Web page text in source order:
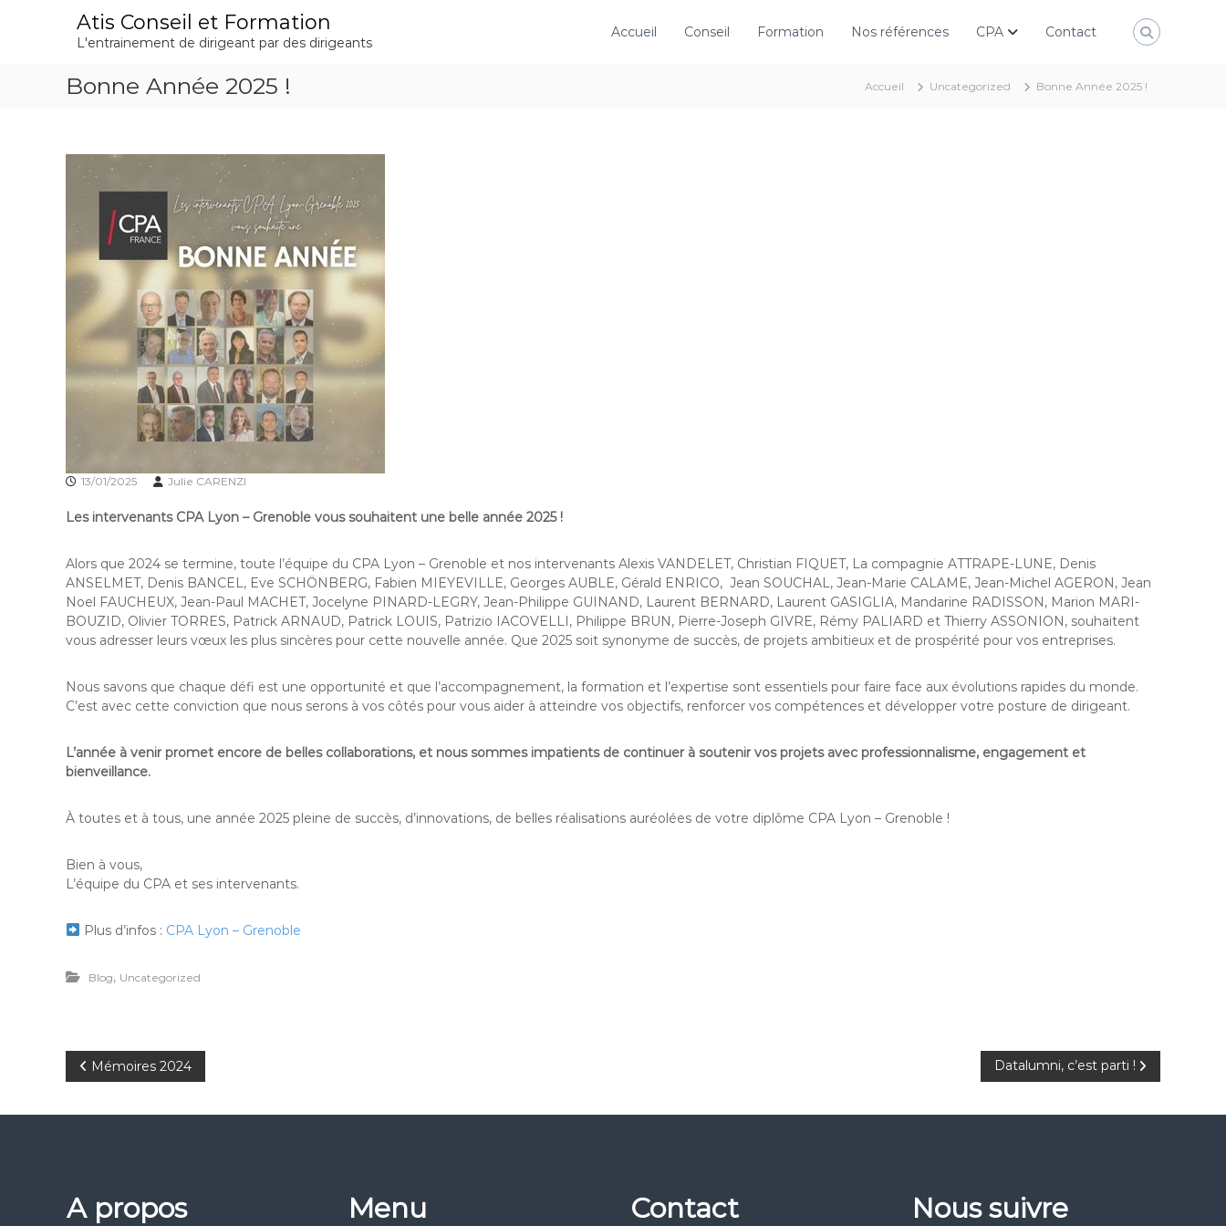
Atis Conseil et Formation
L'entrainement de dirigeant par des dirigeants
Accueil Conseil Formation Nos références CPA Contact
Bonne Année 2025 ! Accueil Uncategorized Bonne Année 2025 !
13/01/2025 Julie CARENZI
Les intervenants CPA Lyon – Grenoble vous souhaitent une belle année 2025 !
Alors que 2024 se termine, toute l’équipe du CPA Lyon – Grenoble et nos intervenants Alexis VANDELET, Christian FIQUET, La compagnie ATTRAPE-LUNE, Denis
ANSELMET, Denis BANCEL, Eve SCHÖNBERG, Fabien MIEYEVILLE, Georges AUBLE, Gérald ENRICO, Jean SOUCHAL, Jean-Marie CALAME, Jean-Michel AGERON, Jean
Noel FAUCHEUX, Jean-Paul MACHET, Jocelyne PINARD-LEGRY, Jean-Philippe GUINAND, Laurent BERNARD, Laurent GASIGLIA, Mandarine RADISSON, Marion MARI-
BOUZID, Olivier TORRES, Patrick ARNAUD, Patrick LOUIS, Patrizio IACOVELLI, Philippe BRUN, Pierre-Joseph GIVRE, Rémy PALIARD et Thierry ASSONION, souhaitent
vous adresser leurs vœux les plus sincères pour cette nouvelle année. Que 2025 soit synonyme de succès, de projets ambitieux et de prospérité pour vos entreprises.
Nous savons que chaque défi est une opportunité et que l’accompagnement, la formation et l’expertise sont essentiels pour faire face aux évolutions rapides du monde.
C’est avec cette conviction que nous serons à vos côtés pour vous aider à atteindre vos objectifs, renforcer vos compétences et développer votre posture de dirigeant.
L’année à venir promet encore de belles collaborations, et nous sommes impatients de continuer à soutenir vos projets avec professionnalisme, engagement et
bienveillance.
À toutes et à tous, une année 2025 pleine de succès, d’innovations, de belles réalisations auréolées de votre diplôme CPA Lyon – Grenoble !
Bien à vous,
L’équipe du CPA et ses intervenants.
Plus d’infos : CPA Lyon – Grenoble
Blog, Uncategorized
N
a
Mémoires 2024 Datalumni, c’est parti !
A propos Menu Contact Nous suivre